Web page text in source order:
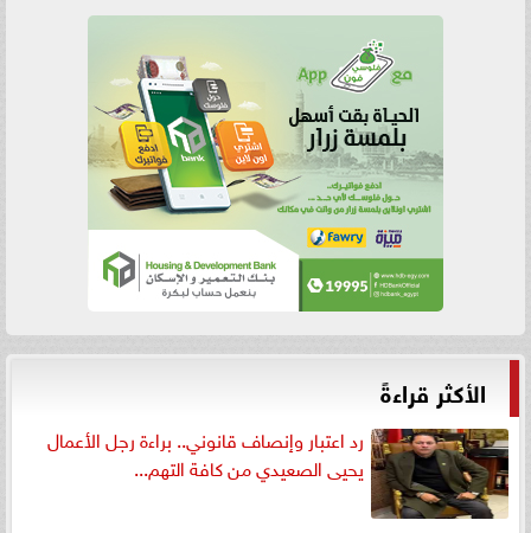
الأكثر قراءةً
رد اعتبار وإنصاف قانوني.. براءة رجل الأعمال
يحيى الصعيدي من كافة التهم...